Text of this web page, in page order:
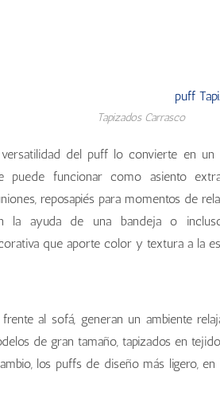
Tapizados Carrasco
del puff lo convierte en un
puede funcionar como asiento
reposapiés para momentos de
la ayuda de una bandeja o
que aporte color y textura a la
al sofá, generan un ambiente
de gran tamaño, tapizados en
los puffs de diseño más ligero, en